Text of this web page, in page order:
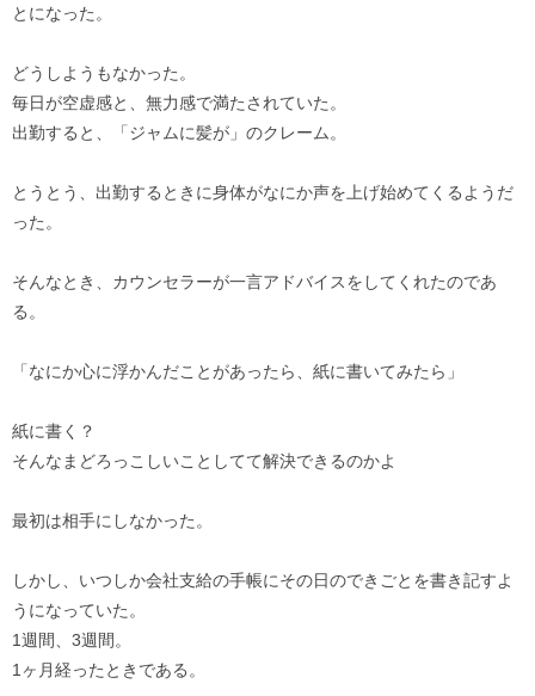
とになった。
どうしようもなかった。
毎日が空虚感と、無力感で満たされていた。
出勤すると、「ジャムに髪が」のクレーム。
とうとう、出勤するときに身体がなにか声を上げ始めてくるようだ
った。
そんなとき、カウンセラーが一言アドバイスをしてくれたのであ
る。
「なにか心に浮かんだことがあったら、紙に書いてみたら」
紙に書く？
そんなまどろっこしいことしてて解決できるのかよ
最初は相手にしなかった。
しかし、いつしか会社支給の手帳にその日のできごとを書き記すよ
うになっていた。
1週間、3週間。
1ヶ月経ったときである。